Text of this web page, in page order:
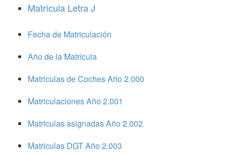
Matrícula Letra J
Fecha de Matriculación
Año de la Matrícula
Matriculas de Coches Año 2.000
Matriculaciones Año 2.001
Matriculas asignadas Año 2.002
Matriculas DGT Año 2.003